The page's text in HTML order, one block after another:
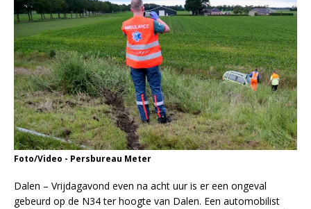
Foto/Video - Persbureau Meter
Dalen – Vrijdagavond even na acht uur is er een ongeval
gebeurd op de N34 ter hoogte van Dalen. Een automobilist